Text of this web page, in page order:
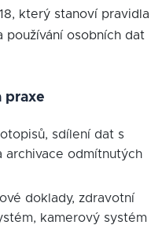
který stanoví pravidla
používání osobních dat
praxe
sdílení dat s
archivace odmítnutých
doklady, zdravotní
kamerový systém